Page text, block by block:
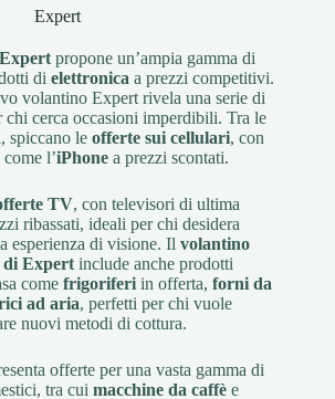
Expert
propone un’ampia gamma di
dielettronicaa prezzi competitivi.
volantino Expert rivela una serie di
chi cerca occasioni imperdibili. Tra le
spiccano le offerte sui cellulari, con
l’iPhonea prezzi scontati.
TV, con televisori di ultima
ribassati, ideali per chi desidera
esperienza di visione. Il volantino
di Expert include anche prodotti
come frigoriferi in offerta, forni da
ad aria, perfetti per chi vuole
nuovi metodi di cottura.
offerte per una vasta gamma di
tra cuimacchine da caffè e